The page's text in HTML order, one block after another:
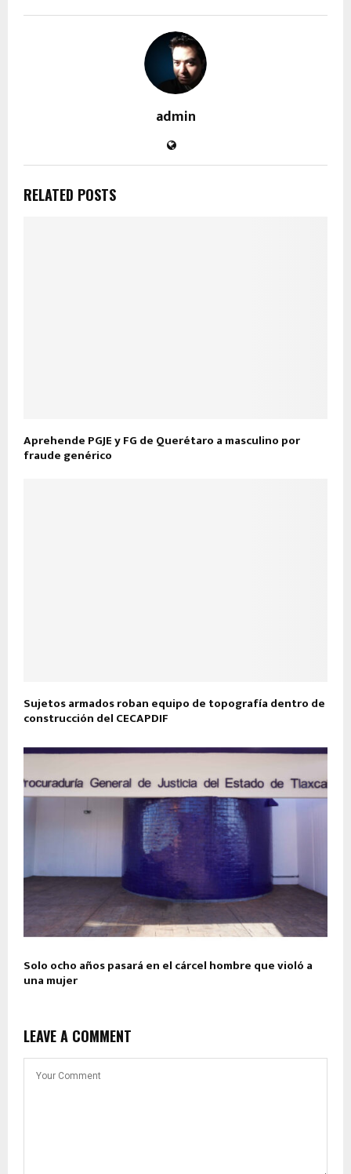
admin
RELATED POSTS
Aprehende PGJE y FG de Querétaro a masculino por
fraude genérico
Sujetos armados roban equipo de topografía dentro de
construcción del CECAPDIF
Solo ocho años pasará en el cárcel hombre que violó a
una mujer
LEAVE A COMMENT